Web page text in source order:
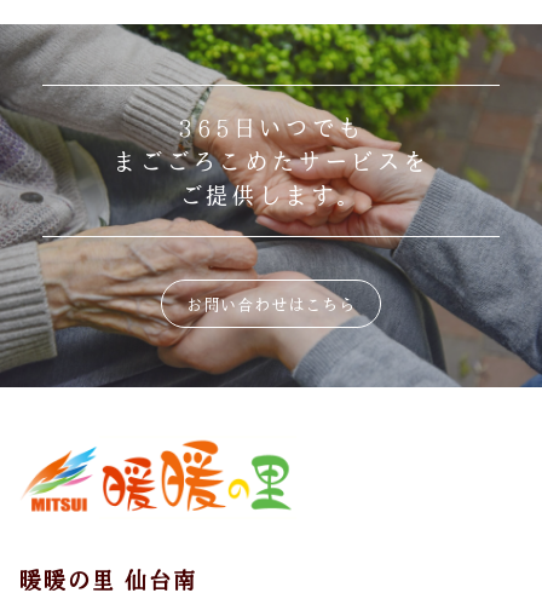
365日いつでも
まごごろこめたサービスを
ご提供します。
お問い合わせはこちら
暖暖の里 仙台南